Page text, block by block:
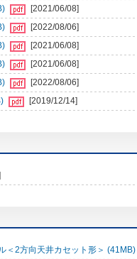
[2021/06/08]
[2022/08/06]
[2021/06/08]
[2021/06/08]
[2022/08/06]
[2019/12/14]
＜2方向天井カセット形＞ (41MB)